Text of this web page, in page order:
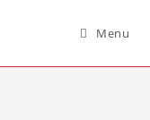
Menu